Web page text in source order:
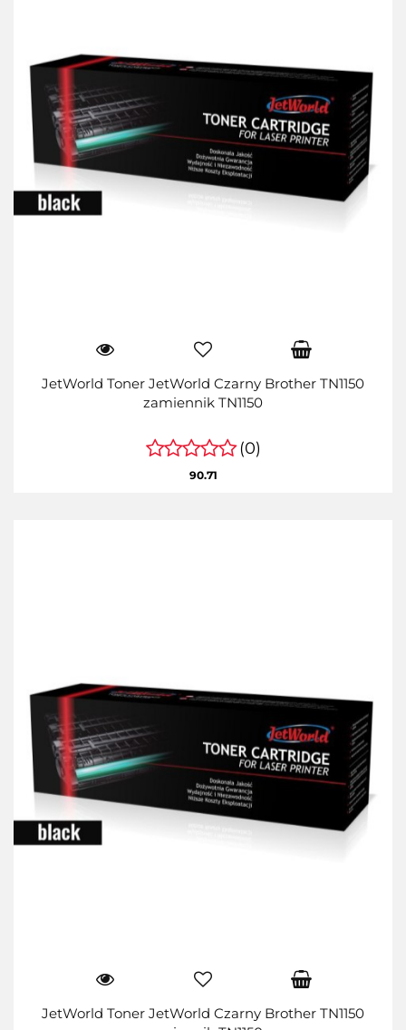
JetWorld Toner JetWorld Czarny Brother TN1150
zamiennik TN1150
(0)
90.71
JetWorld Toner JetWorld Czarny Brother TN1150